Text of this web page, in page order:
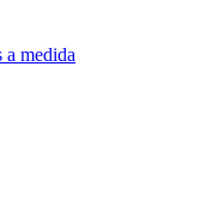
a medida